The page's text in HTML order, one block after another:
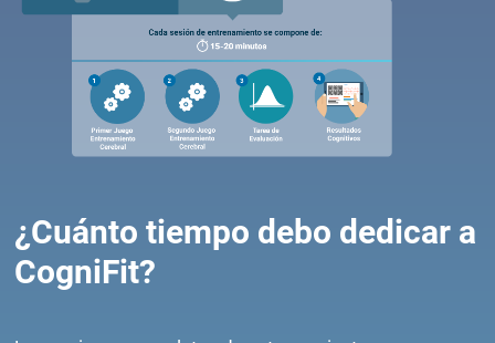
¿Cuánto tiempo debo dedicar a
CogniFit?